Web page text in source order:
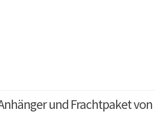
und Frachtpaket von